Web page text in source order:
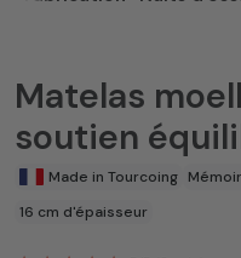
Matelas
soutien
Made in Tourcoing
16 cm d'épaisseur